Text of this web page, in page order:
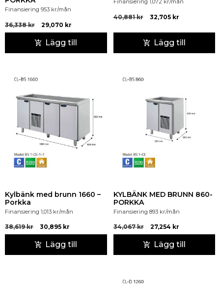
Finansiering 953 kr/mån
36,338kr 29,070 kr
Lägg till
Finansiering 1,072 kr/mån
40,881kr 32,705 kr
Lägg till
Kylbänk med brunn 1660 –
Porkka
Finansiering 1,013 kr/mån
38,619kr 30,895 kr
Lägg till
KYLBÄNK MED BRUNN 860-
PORKKA
Finansiering 893 kr/mån
34,067kr 27,254 kr
Lägg till